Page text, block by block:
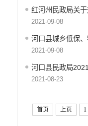
红河州民政局关
2021-09-08
河口县城乡低保
2021-09-08
河口县民政局
2021-08-23
首页 上页 1